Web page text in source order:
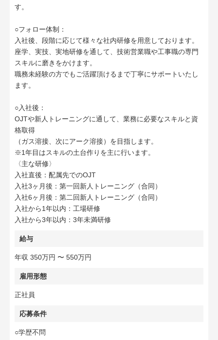
す。
○フォロー体制：
入社後、段階に応じて様々な社内研修を用意しております。
座学、実技、実地研修を通して、技術営業職や工事職の専門
スキルに磨きをかけます。
職務未経験の方でもご活躍頂けるまで丁寧にサポートいたし
ます。
○入社後：
OJTや新人トレーニングに通して、業務に必要なスキルと資
格取得
（ガス溶接、次にアーク溶接）を目指します。
※1年目はスキルの土台作りを主に行います。
〈主な研修〉
入社直後：配属先でのOJT
入社3ヶ月後：第一回新人トレーニング（合同）
入社6ヶ月後：第二回新人トレーニング（合同）
入社から1年以内：工場研修
入社から3年以内：3年未満研修
給与
年収 350万円 〜 550万円
雇用形態
正社員
応募条件
○学歴不問